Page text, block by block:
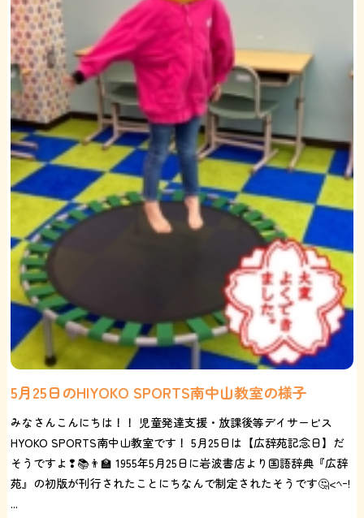
5月25日のHIYOKO SPORTS南中山教室の様子
みなさんこんにちは！！ 児童発達支援・放課後等デイサービス
HYOKO SPORTS南中山教室です！ 5月25日は【広辞苑記念日】だ
そうですよ❢📚👨‍🏫 1955年5月25日に岩波書店より国語辞典『広辞
苑』の初版が刊行されたことにちなんで制定されたそうです🤔<ﾍｰ!
...